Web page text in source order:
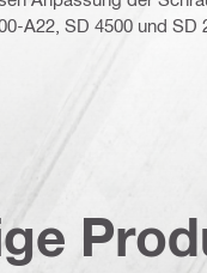
A22, SD 4500 und SD